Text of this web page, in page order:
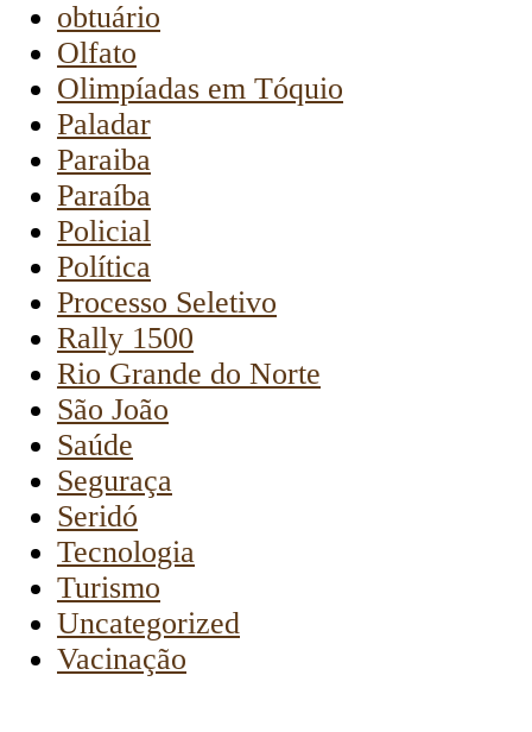
obtuário
Olfato
Olimpíadas em Tóquio
Paladar
Paraiba
Paraíba
Policial
Política
Processo Seletivo
Rally 1500
Rio Grande do Norte
São João
Saúde
Seguraça
Seridó
Tecnologia
Turismo
Uncategorized
Vacinação